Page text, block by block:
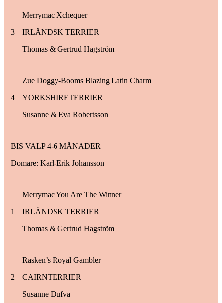
3
Merrymac Xchequer
IRLÄNDSK TERRIER
Thomas & Gertrud Hagström
4
Zue Doggy-Booms Blazing Latin Charm
YORKSHIRETERRIER
Susanne & Eva Robertsson
BIS VALP 4-6 MÅNADER
Domare: Karl-Erik Johansson
1
Merrymac You Are The Winner
IRLÄNDSK TERRIER
Thomas & Gertrud Hagström
2
Rasken’s Royal Gambler
CAIRNTERRIER
Susanne Dufva